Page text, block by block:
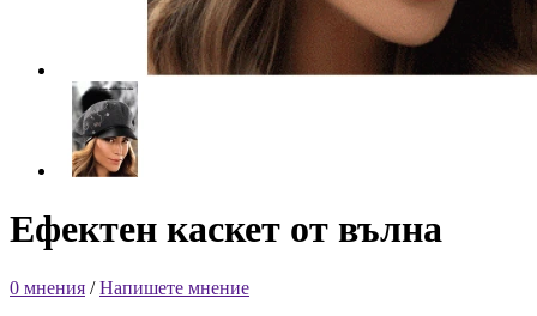
Ефектен каскет от вълна
0 мнения /Напишете мнение